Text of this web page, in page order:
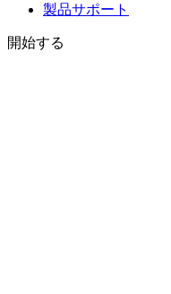
製品サポート
開始する